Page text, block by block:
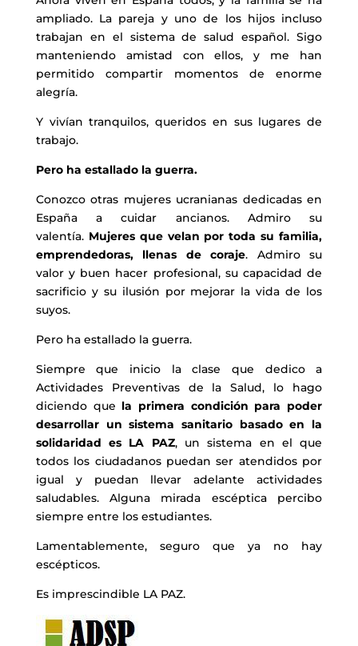
ampliado. La pareja y uno de los hijos incluso
trabajan en el sistema de salud español. Sigo
manteniendo amistad con ellos, y me han
permitido compartir momentos de enorme
alegría.
Y vivían tranquilos, queridos en sus lugares de
trabajo.
Pero ha estallado la guerra.
Conozco otras mujeres ucranianas dedicadas en
España a cuidar ancianos. Admiro su
valentía. Mujeres que velan por toda su familia,
emprendedoras, llenas de coraje. Admiro su
valor y buen hacer profesional, su capacidad de
sacrificio y su ilusión por mejorar la vida de los
suyos.
Pero ha estallado la guerra.
Siempre que inicio la clase que dedico a
Actividades Preventivas de la Salud, lo hago
diciendo que la primera condición para poder
desarrollar un sistema sanitario basado en la
solidaridad es LA PAZ, un sistema en el que
todos los ciudadanos puedan ser atendidos por
igual y puedan llevar adelante actividades
saludables. Alguna mirada escéptica percibo
siempre entre los estudiantes.
Lamentablemente, seguro que ya no hay
escépticos.
Es imprescindible LA PAZ.